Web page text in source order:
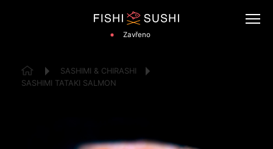
Zavřeno
SASHIMI & CHIRASHI
SASHIMI TATAKI SALMON